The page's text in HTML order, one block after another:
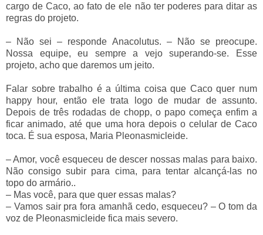
cargo de Caco, ao fato de ele não ter poderes para ditar as
regras do projeto.
– Não sei– responde Anacolutus. –Não se preocupe.
Nossa equipe, eu sempre a vejo superando-se. Esse
projeto, acho que daremos um jeito.
Falar sobre trabalho é a última coisa que Caco quer num
happy hour, então ele trata logo de mudar de assunto.
Depois de três rodadas de chopp, o papo começa enfim a
ficar animado, até que uma hora depois o celular de Caco
toca. É sua esposa, Maria Pleonasmicleide.
–Amor, você esqueceu de descer nossas malas para baixo.
Não consigo subir para cima, para tentar alcançá-las no
topo do armário..
– Mas você, para que quer essas malas?
– Vamos sair pra fora amanhã cedo, esqueceu? –O tom da
voz de Pleonasmicleide fica mais severo.